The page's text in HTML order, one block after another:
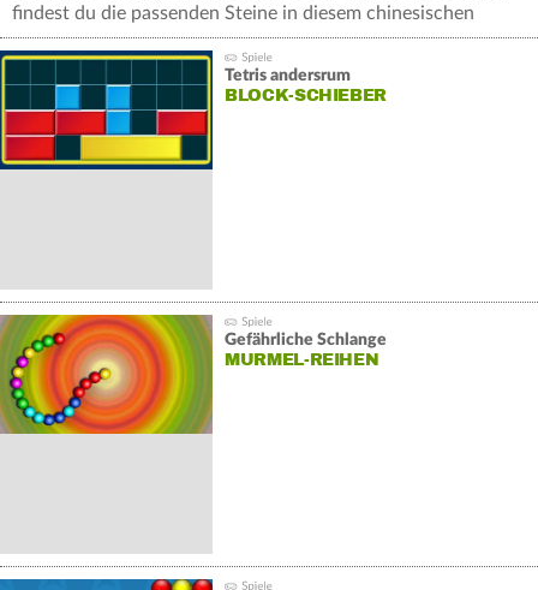
findest du die passenden Steine in diesem chinesischen
Brettspiel?
Tetris andersrum
BLOCK-SCHIEBER
Gefährliche Schlange
MURMEL-REIHEN